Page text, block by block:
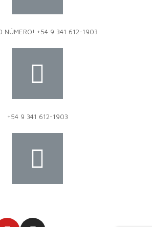
NÚMERO! +54 9 341 612-1903
+54 9 341 612-1903